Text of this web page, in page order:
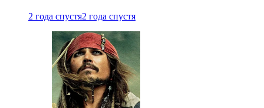
2 года спустя2 года спустя